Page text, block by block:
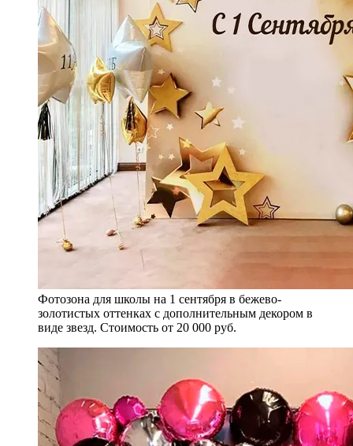
Фотозона для школы на 1 сентября в бежево-
золотистых оттенках с дополнительным декором в
виде звезд. Стоимость от 20 000 руб.